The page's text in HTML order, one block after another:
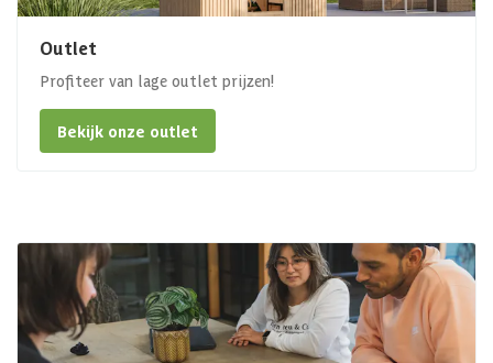
Outlet
Profiteer van lage outlet prijzen!
Bekijk onze outlet